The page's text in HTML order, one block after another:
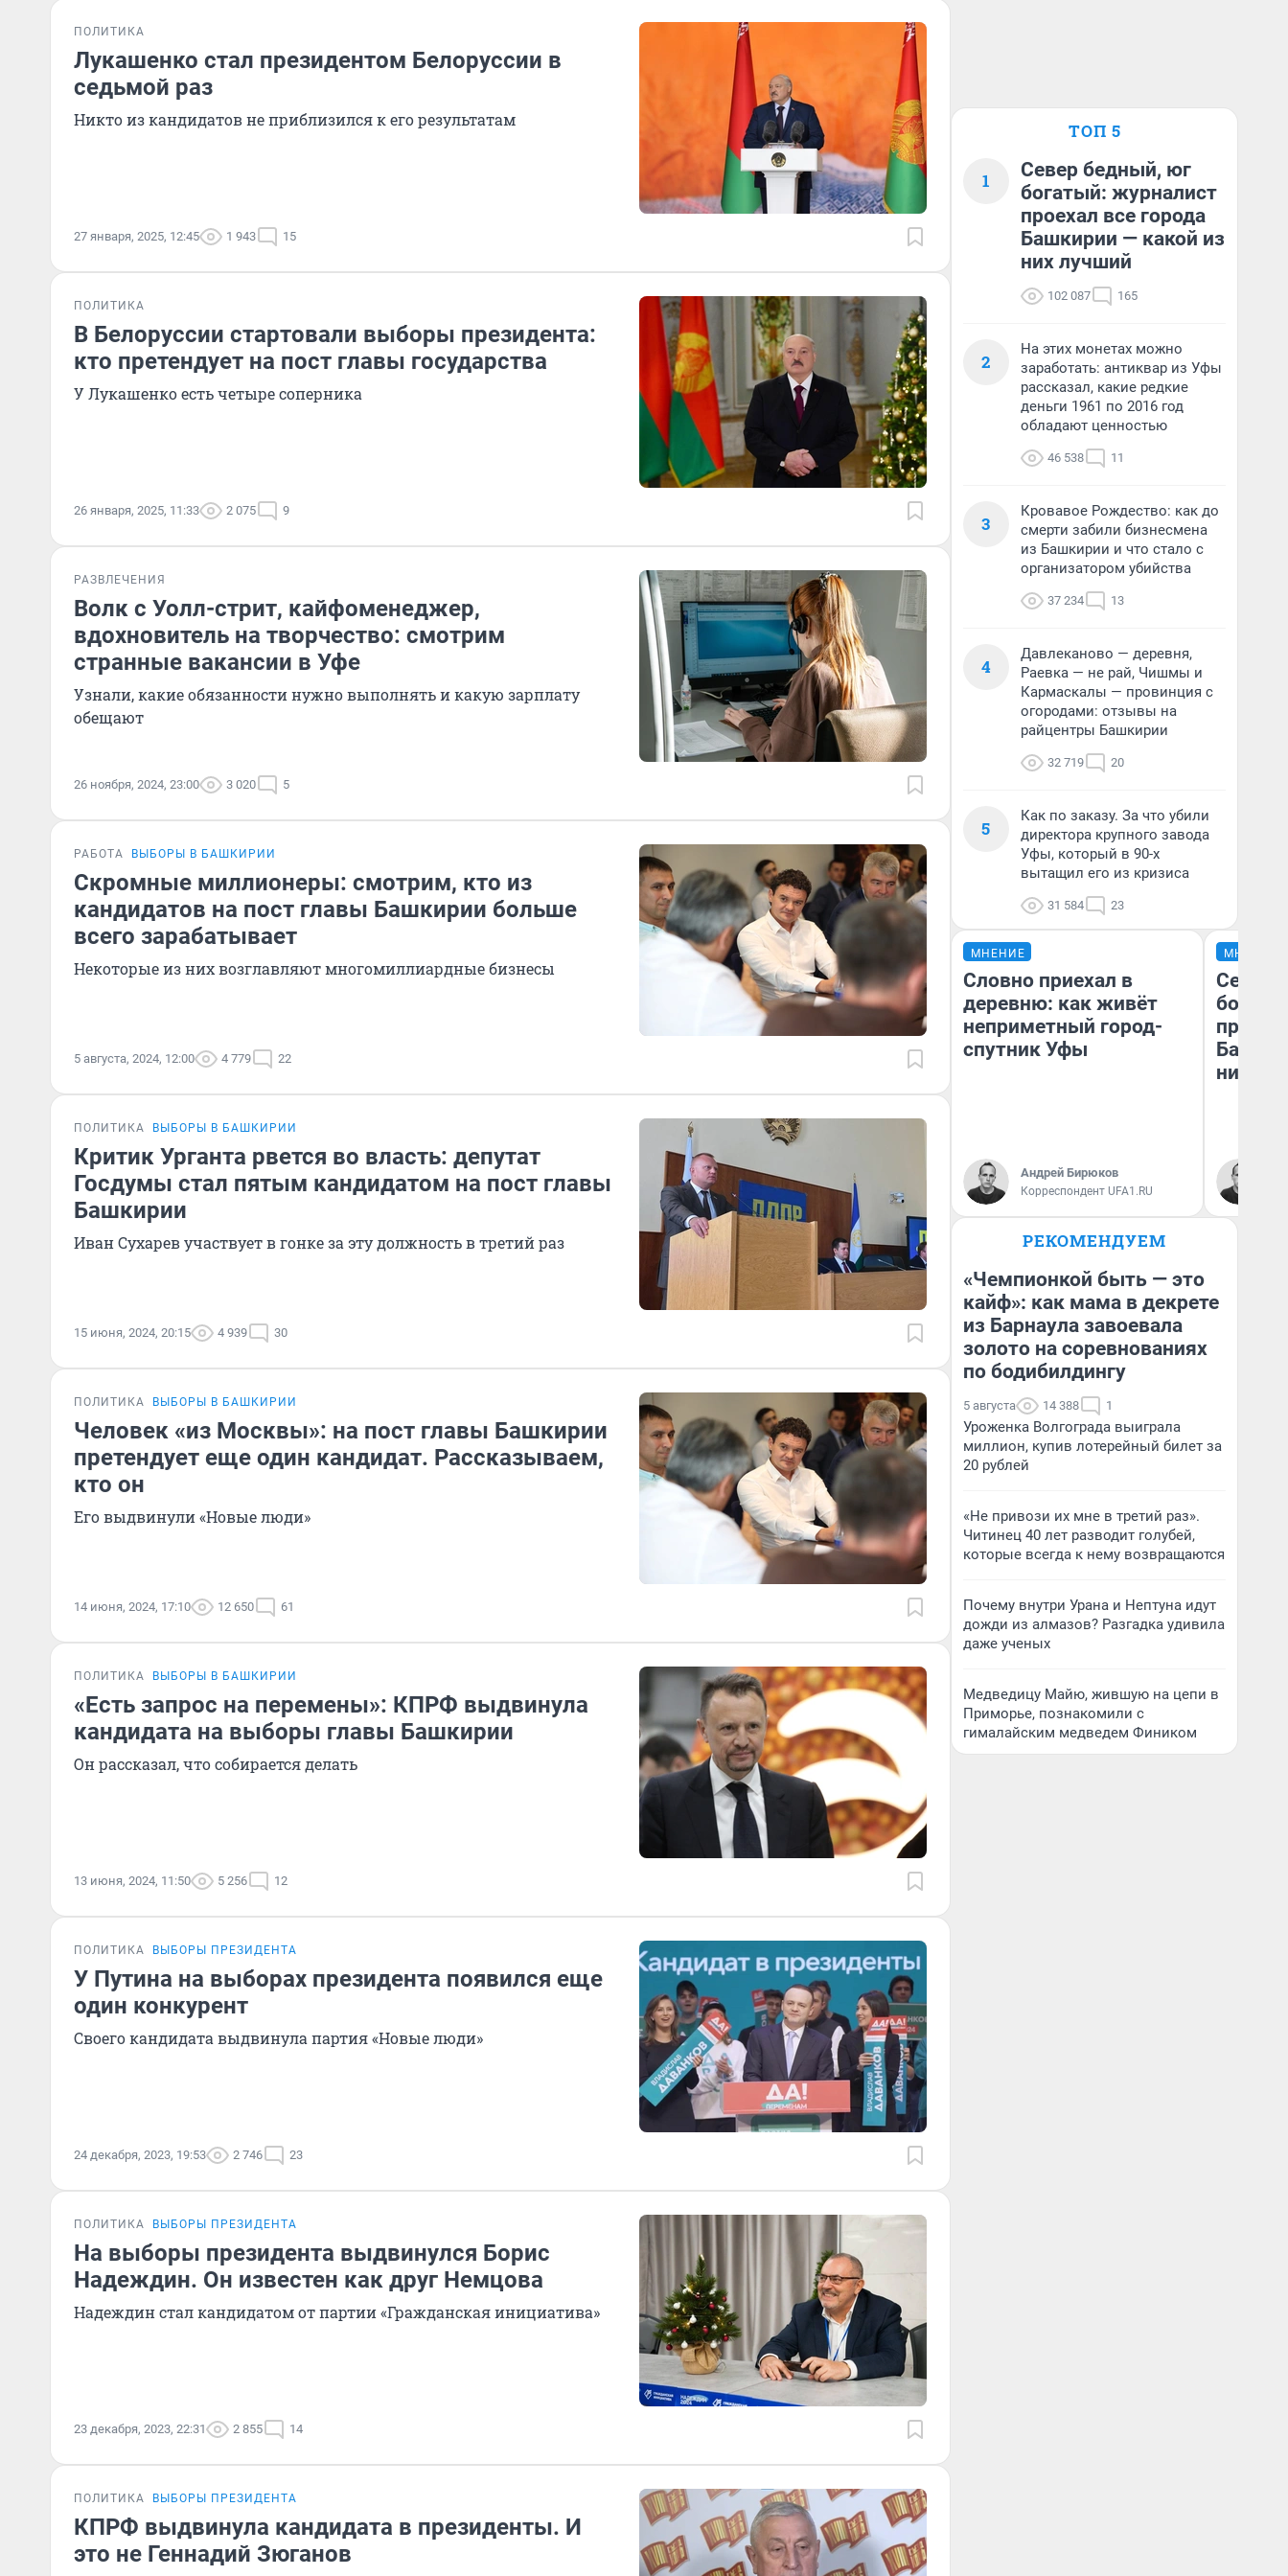
ПОЛИТИКА
Лукашенко стал президентом Белоруссии в
седьмой раз
Никто из кандидатов не приблизился к его результатам
27 января, 2025, 12:45 1 943 15
ПОЛИТИКА
В Белоруссии стартовали выборы президента:
кто претендует на пост главы государства
У Лукашенко есть четыре соперника
26 января, 2025, 11:33 2 075 9
РАЗВЛЕЧЕНИЯ
Волк с Уолл-стрит, кайфоменеджер,
вдохновитель на творчество: смотрим
странные вакансии в Уфе
Узнали, какие обязанности нужно выполнять и какую зарплату
обещают
26 ноября, 2024, 23:00 3 020 5
РАБОТА ВЫБОРЫ В БАШКИРИИ
Скромные миллионеры: смотрим, кто из
кандидатов на пост главы Башкирии больше
всего зарабатывает
Некоторые из них возглавляют многомиллиардные бизнесы
5 августа, 2024, 12:00 4 779 22
ПОЛИТИКА ВЫБОРЫ В БАШКИРИИ
Критик Урганта рвется во власть: депутат
Госдумы стал пятым кандидатом на пост главы
Башкирии
Иван Сухарев участвует в гонке за эту должность в третий раз
15 июня, 2024, 20:15 4 939 30
ПОЛИТИКА ВЫБОРЫ В БАШКИРИИ
Человек «из Москвы»: на пост главы Башкирии
претендует еще один кандидат. Рассказываем,
кто он
Его выдвинули «Новые люди»
14 июня, 2024, 17:10 12 650 61
ПОЛИТИКА ВЫБОРЫ В БАШКИРИИ
«Есть запрос на перемены»: КПРФ выдвинула
кандидата на выборы главы Башкирии
Он рассказал, что собирается делать
13 июня, 2024, 11:50 5 256 12
ПОЛИТИКА ВЫБОРЫ ПРЕЗИДЕНТА
У Путина на выборах президента появился еще
один конкурент
Своего кандидата выдвинула партия «Новые люди»
24 декабря, 2023, 19:53 2 746 23
ПОЛИТИКА ВЫБОРЫ ПРЕЗИДЕНТА
На выборы президента выдвинулся Борис
Надеждин. Он известен как друг Немцова
Надеждин стал кандидатом от партии «Гражданская инициатива»
23 декабря, 2023, 22:31 2 855 14
ПОЛИТИКА ВЫБОРЫ ПРЕЗИДЕНТА
КПРФ выдвинула кандидата в президенты. И
это не Геннадий Зюганов
ТОП 5
1
Север бедный, юг
богатый: журналист
проехал все города
Башкирии — какой из
них лучший
102 087 165
2
На этих монетах можно
заработать: антиквар из Уфы
рассказал, какие редкие
деньги 1961 по 2016 год
обладают ценностью
46 538 11
3
Кровавое Рождество: как до
смерти забили бизнесмена
из Башкирии и что стало с
организатором убийства
37 234 13
4
Давлеканово — деревня,
Раевка — не рай, Чишмы и
Кармаскалы — провинция с
огородами: отзывы на
райцентры Башкирии
32 719 20
5
Как по заказу. За что убили
директора крупного завода
Уфы, который в 90-х
вытащил его из кризиса
31 584 23
МНЕНИЕ
Словно приехал в
деревню: как живёт
неприметный город-
спутник Уфы
Андрей Бирюков
Корреспондент UFA1.RU
МНЕНИЕ
Север
них
РЕКОМЕНДУЕМ
«Чемпионкой быть — это
кайф»: как мама в декрете
из Барнаула завоевала
золото на соревнованиях
по бодибилдингу
5 августа 14 388 1
Уроженка Волгограда выиграла
миллион, купив лотерейный билет за
20 рублей
«Не привози их мне в третий раз».
Читинец 40 лет разводит голубей,
которые всегда к нему возвращаются
Почему внутри Урана и Нептуна идут
дожди из алмазов? Разгадка удивила
даже ученых
Медведицу Майю, жившую на цепи в
Приморье, познакомили с
гималайским медведем Фиником